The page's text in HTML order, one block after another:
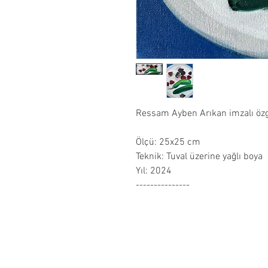
Ressam Ayben Arıkan imzalı
Ölçü: 25x25 cm
Teknik: Tuval üzerine yağlı boya
Yıl: 2024
---------------